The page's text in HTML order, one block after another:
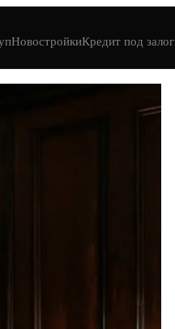
НовостройкиКредит под залог